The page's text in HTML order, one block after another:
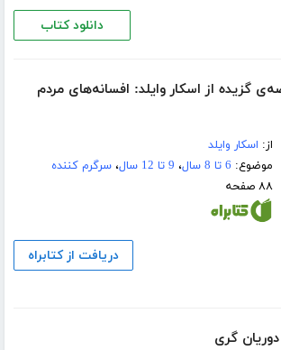
دانلود کتاب
گزیده از اسکار وایلد: افسانه‌های مردم
از: اسکار وایلد
موضوع: 6 تا 8 سال ، 9 تا 12 سال ،سرگرم کننده
۸۸ صفحه
دریافت از کتابراه
گری